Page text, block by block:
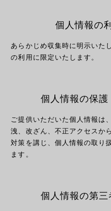
個人情報の
あらかじめ収集時に明示いた
の利用に限定いたします。
個人情報の保護
ご提供いただいた個人情報は
洩、改ざん、不正アクセスか
対策を講じ、個人情報の取り
ます。
個人情報の第三